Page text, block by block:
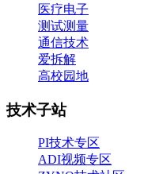
医疗电子
测试测量
通信技术
爱拆解
高校园地
技术子站
PI技术专区
ADI视频专区